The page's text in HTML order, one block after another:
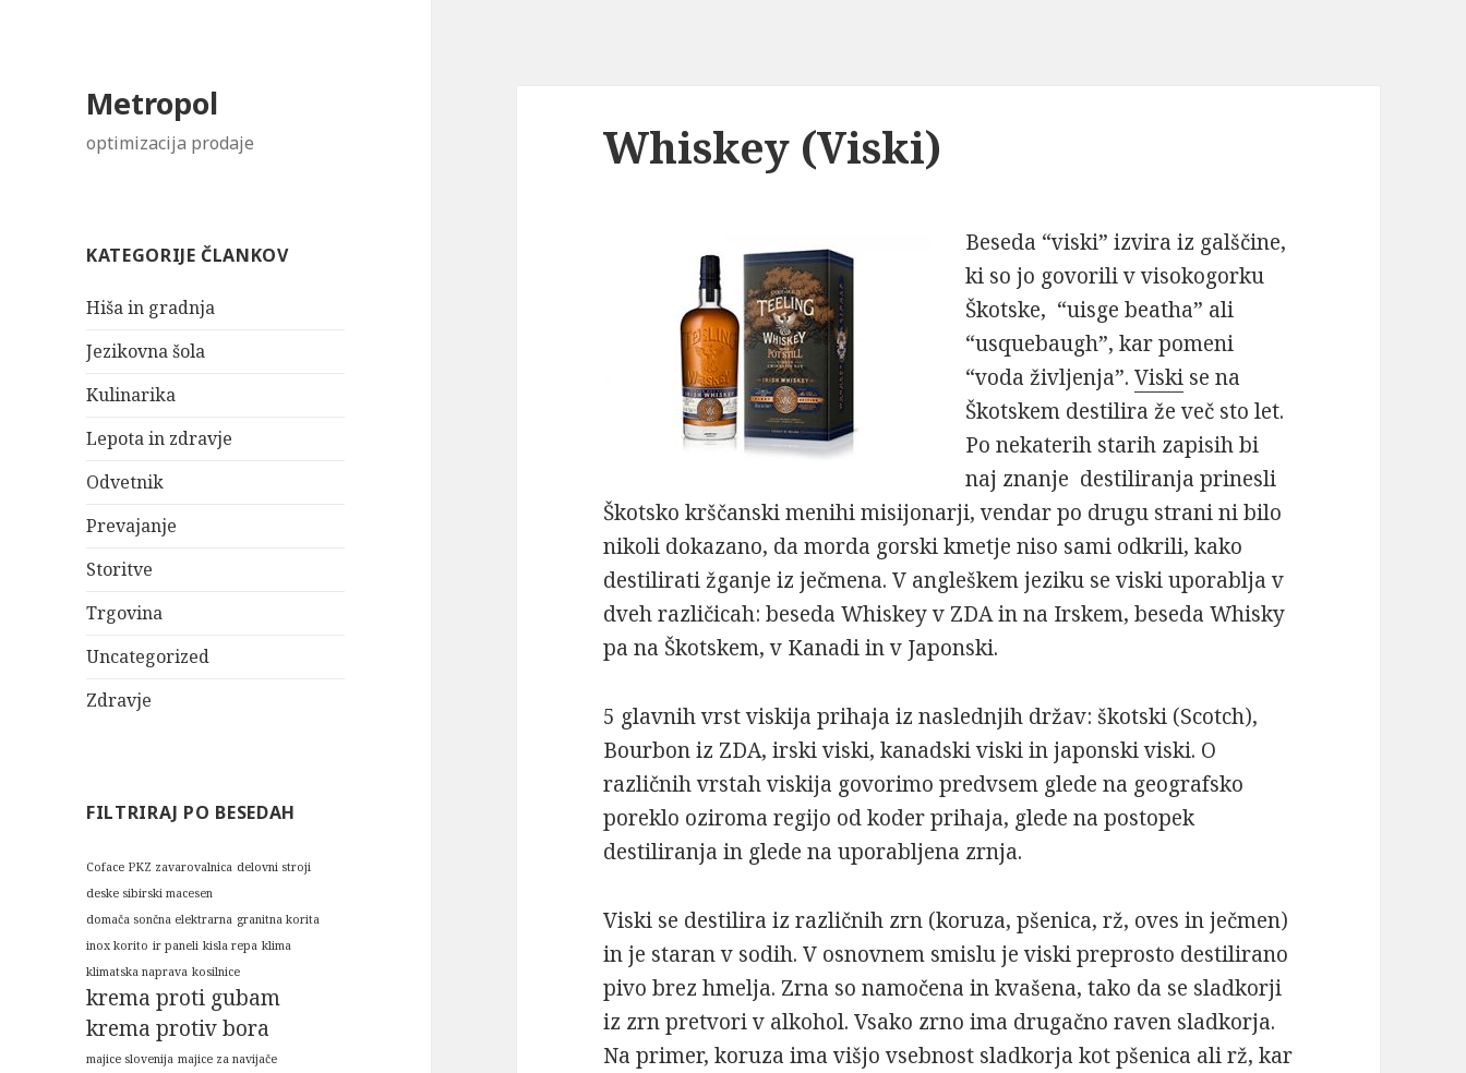
Metropol
optimizacija prodaje
KATEGORIJE ČLANKOV
Hiša in gradnja
Jezikovna šola
Kulinarika
Lepota in zdravje
Odvetnik
Prevajanje
Storitve
Trgovina
Uncategorized
Zdravje
FILTRIRAJ PO BESEDAH
Coface PKZ zavarovalnica delovni stroji
deske sibirski macesen
domača sončna elektrarna granitna korita
inox korito ir paneli kisla repa klima
klimatska naprava kosilnice
krema proti gubam
krema protiv bora
majice slovenija majice za navijače
Whiskey (Viski)
Beseda “viski” izvira iz galščine,
ki so jo govorili v visokogorku
Škotske, “uisge beatha” ali
“usquebaugh”, kar pomeni
“voda življenja”.Viski se na
Škotskem destilira že več sto let.
Po nekaterih starih zapisih bi
naj znanje destiliranja prinesli
Škotsko krščanski menihi misijonarji, vendar po drugu strani ni bilo
nikoli dokazano, da morda gorski kmetje niso sami odkrili, kako
destilirati žganje iz ječmena. V angleškem jeziku se viski uporablja v
dveh različicah: beseda Whiskey v ZDA in na Irskem, beseda Whisky
pa na Škotskem, v Kanadi in v Japonski.
5 glavnih vrst viskija prihaja iz naslednjih držav: škotski (Scotch),
Bourbon iz ZDA, irski viski, kanadski viski in japonski viski. O
različnih vrstah viskija govorimo predvsem glede na geografsko
poreklo oziroma regijo od koder prihaja, glede na postopek
destiliranja in glede na uporabljena zrnja.
Viski se destilira iz različnih zrn (koruza, pšenica, rž, oves in ječmen)
in je staran v sodih. V osnovnem smislu je viski preprosto destilirano
pivo brez hmelja. Zrna so namočena in kvašena, tako da se sladkorji
iz zrn pretvori v alkohol. Vsako zrno ima drugačno raven sladkorja.
Na primer, koruza ima višjo vsebnost sladkorja kot pšenica ali rž, kar